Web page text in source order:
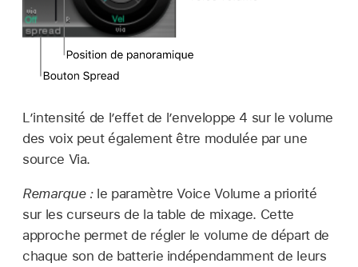
L’intensité de l’effet de l’enveloppe 4 sur le volume
des voix peut également être modulée par une
source Via.
Remarque : le paramètre Voice Volume a priorité
sur les curseurs de la table de mixage. Cette
approche permet de régler le volume de départ de
chaque son de batterie indépendamment de leurs